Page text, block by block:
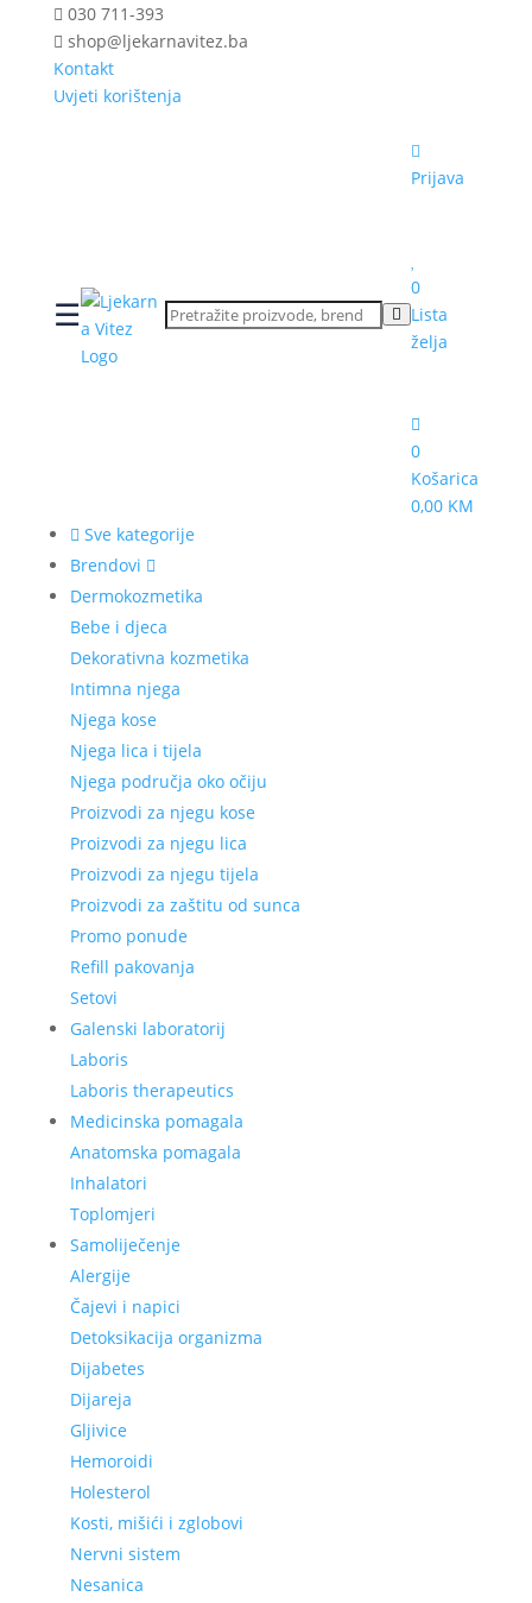
030 711-393
shop@ljekarnavitez.ba
Kontakt
Uvjeti korištenja
☰
Prijava
0
Lista
želja
0
Košarica
0,00 KM
Sve kategorije
Brendovi
Dermokozmetika
Bebe i djeca
Dekorativna kozmetika
Intimna njega
Njega kose
Njega lica i tijela
Njega područja oko očiju
Proizvodi za njegu kose
Proizvodi za njegu lica
Proizvodi za njegu tijela
Proizvodi za zaštitu od sunca
Promo ponude
Refill pakovanja
Setovi
Galenski laboratorij
Laboris
Laboris therapeutics
Medicinska pomagala
Anatomska pomagala
Inhalatori
Toplomjeri
Samoliječenje
Alergije
Čajevi i napici
Detoksikacija organizma
Dijabetes
Dijareja
Gljivice
Hemoroidi
Holesterol
Kosti, mišići i zglobovi
Nervni sistem
Nesanica